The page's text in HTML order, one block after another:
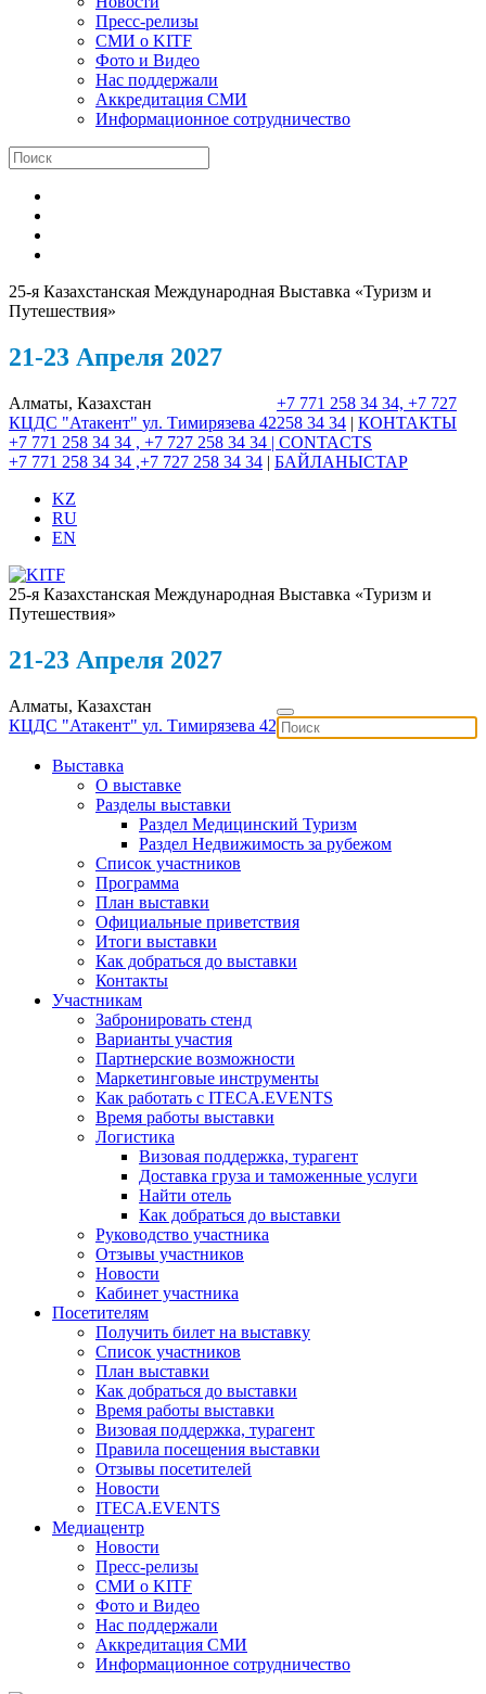
Пресс-релизы
СМИ о KITF
Фото и Видео
Нас поддержали
Аккредитация СМИ
Информационное сотрудничество
25-я Казахстанская Международная Выставка «Туризм и
Путешествия»
21-23 Апреля 2027
Алматы, Казахстан
КЦДС "Атакент" ул. Тимирязева 42
+7 771 258 34 34, +7 727
258 34 34 | КОНТАКТЫ
+7 771 258 34 34 , +7 727 258 34 34 | CONTACTS
+7 771 258 34 34 ,+7 727 258 34 34 | БАЙЛАНЫСТАР
KZ
RU
EN
25-я Казахстанская Международная Выставка «Туризм и
Путешествия»
21-23 Апреля 2027
Алматы, Казахстан
КЦДС "Атакент" ул. Тимирязева 42
Выставка
О выставке
Разделы выставки
Раздел Медицинский Туризм
Раздел Недвижимость за рубежом
Список участников
Программа
План выставки
Официальные приветствия
Итоги выставки
Как добраться до выставки
Контакты
Участникам
Забронировать стенд
Варианты участия
Партнерские возможности
Маркетинговые инструменты
Как работать с ITECA.EVENTS
Время работы выставки
Логистика
Визовая поддержка, турагент
Доставка груза и таможенные услуги
Найти отель
Как добраться до выставки
Руководство участника
Отзывы участников
Новости
Кабинет участника
Посетителям
Получить билет на выставку
Список участников
План выставки
Как добраться до выставки
Время работы выставки
Визовая поддержка, турагент
Правила посещения выставки
Отзывы посетителей
Новости
ITECA.EVENTS
Медиацентр
Новости
Пресс-релизы
СМИ о KITF
Фото и Видео
Нас поддержали
Аккредитация СМИ
Информационное сотрудничество